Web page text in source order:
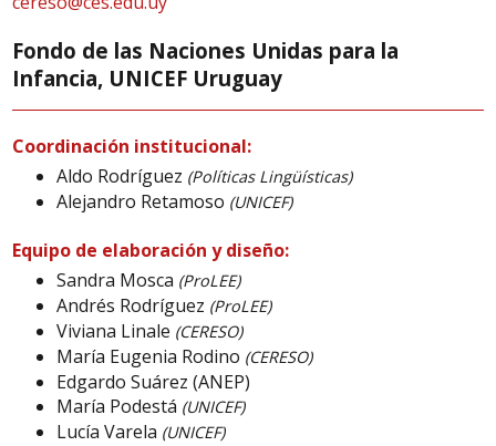
Fondo de las Naciones Unidas para la
Infancia, UNICEF Uruguay
Coordinación institucional:
Aldo Rodríguez (Políticas Lingüísticas)
Alejandro Retamoso (UNICEF)
Equipo de elaboración y diseño:
Sandra Mosca (ProLEE)
Andrés Rodríguez (ProLEE)
Viviana Linale (CERESO)
María Eugenia Rodino (CERESO)
Edgardo Suárez (ANEP)
María Podestá (UNICEF)
Lucía Varela (UNICEF)